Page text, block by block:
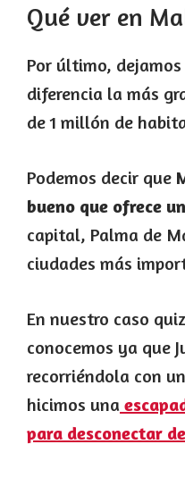
Qué ver en
Por último,
diferencia la más
de 1 millón de
Podemos decir que
bueno que ofrece
capital, Palma de
ciudades más
En nuestro caso
conocemos ya que
recorriéndola con
hicimos una
para desconectar